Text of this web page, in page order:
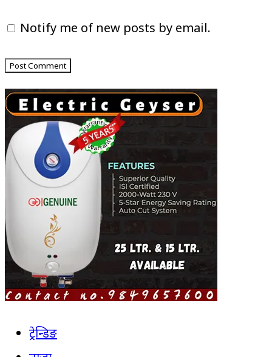
Notify me of new posts by email.
ट्रेन्डिङ